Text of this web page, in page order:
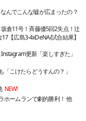
んでこんな嘘が広まったの？
倉11号！斉藤優5回2失点！辻
【広島3-4xDeNA/試合結果】
更新「楽しすぎた」
「こけたらどうすんの？」
NEW!
ームランで劇的勝利！ 他